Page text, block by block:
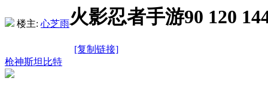
楼主: 心芝雨火影忍者手游90 120
[复制链接]
枪神斯坦比特